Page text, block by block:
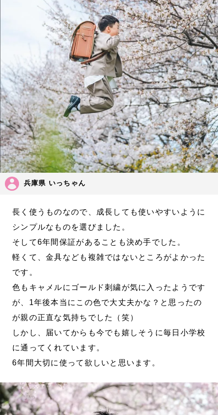
兵庫県 いっちゃん
長く使うものなので、成長しても使いやすいように
シンプルなものを選びました。
そして6年間保証があることも決め手でした。
軽くて、金具なども複雑ではないところがよかった
です。
色もキャメルにゴールド刺繍が気に入ったようです
が、1年後本当にこの色で大丈夫かな？と思ったの
が親の正直な気持ちでした（笑）
しかし、届いてからも今でも嬉しそうに毎日小学校
に通ってくれています。
6年間大切に使って欲しいと思います。